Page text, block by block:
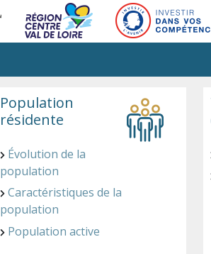
Population
résidente
Évolution de la
population
Caractéristiques de la
population
Population active